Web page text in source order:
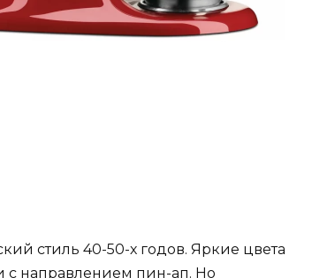
стиль 40-50-х годов. Яркие цвета
направлением пин-ап. Но